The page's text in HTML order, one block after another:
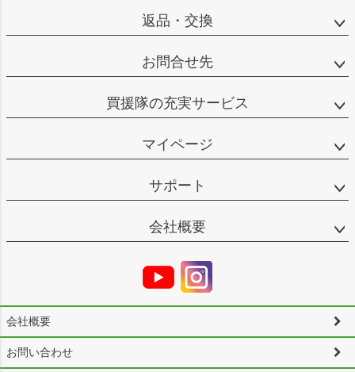
返品・交換
お問合せ先
買援隊の充実サービス
マイページ
サポート
会社概要
会社概要
お問い合わせ